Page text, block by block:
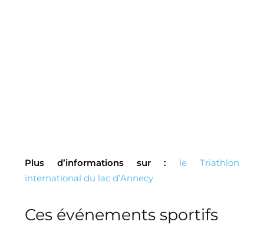
Plus d’informations sur :
le Triathlon
international du lac d’Annecy
Ces événements sportifs